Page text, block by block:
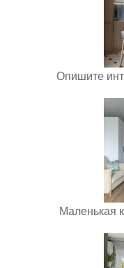
Опишите
Маленькая